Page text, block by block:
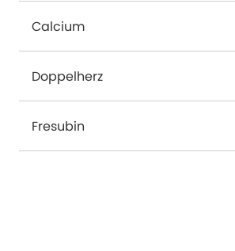
Calcium
Doppelherz
Fresubin